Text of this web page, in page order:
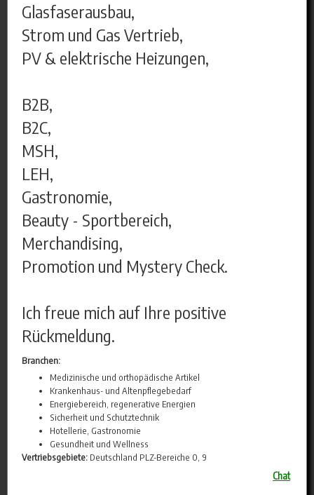
Glasfaserausbau,
Strom und Gas Vertrieb,
PV & elektrische Heizungen,
B2B,
B2C,
MSH,
LEH,
Gastronomie,
Beauty - Sportbereich,
Merchandising,
Promotion und Mystery Check.
Ich freue mich auf Ihre positive
Rückmeldung.
Branchen:
Medizinische und orthopädische Artikel
Krankenhaus- und Altenpflegebedarf
Energiebereich, regenerative Energien
Sicherheit und Schutztechnik
Hotellerie, Gastronomie
Gesundheit und Wellness
Vertriebsgebiete: Deutschland PLZ-Bereiche 0, 9
Chat